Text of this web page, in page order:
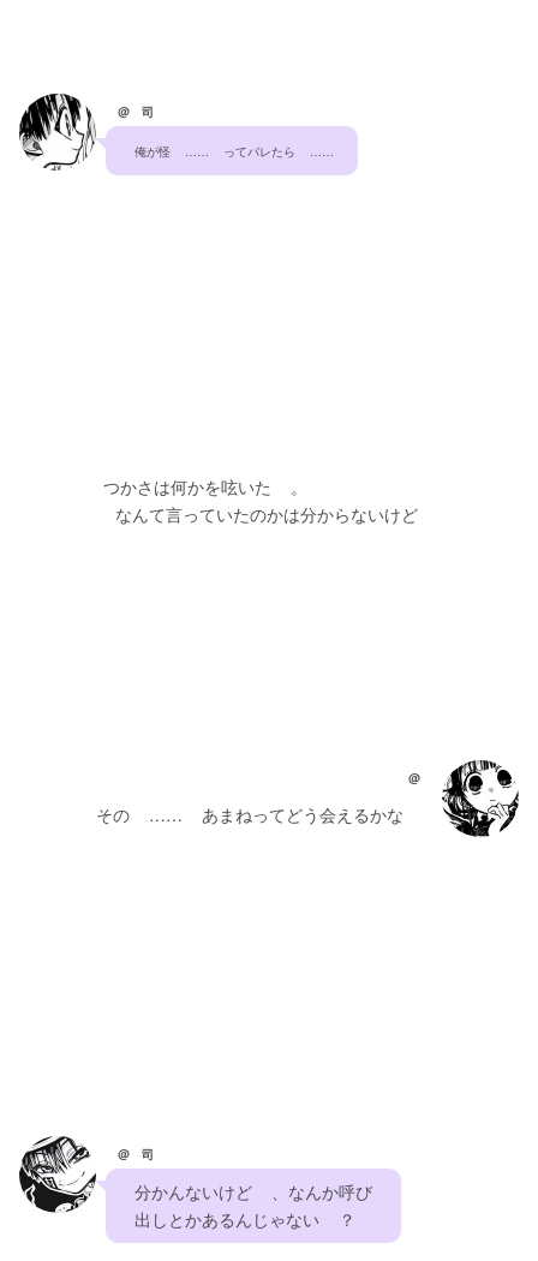
@ 司
俺が怪    ……    ってバレたら    ……
つかさは何かを呟いた    。
                    なんて言っていたのかは分からないけど
@
    その    ……    あまねってどう会えるかな
@ 司
    分かんないけど    、なんか呼び
    出しとかあるんじゃない    ？